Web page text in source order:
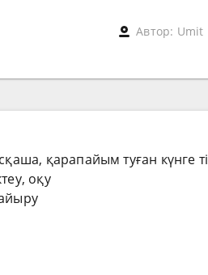
Автор: Umit
қарапайым туған күнге
оқу